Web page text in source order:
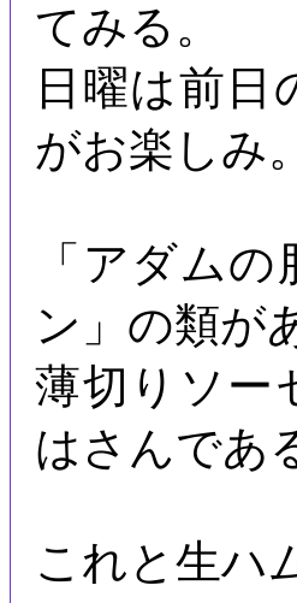
てみる。
日曜は前
がお楽しみ。
「アダム
ン」の類が
薄切りソー
はさんであ
これと生ハ